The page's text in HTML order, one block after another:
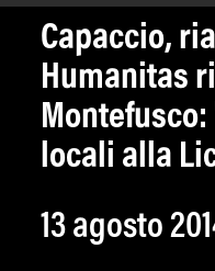
Capaccio,
Humanitas
locali alla
13 agosto